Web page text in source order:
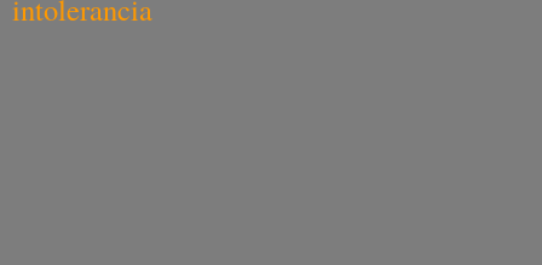
intolerancia